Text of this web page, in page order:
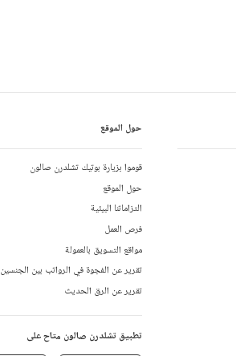
حول الموقع
قوموا بزيارة بوتيك تشلدرن صالون
حول الموقع
التزاماتنا البيئية
فرص العمل
مواقع التسويق بالعمولة
تقرير عن الفجوة في الرواتب بين الجنسين
تقرير عن الرق الحديث
تطبيق تشلدرن صالون متاح على